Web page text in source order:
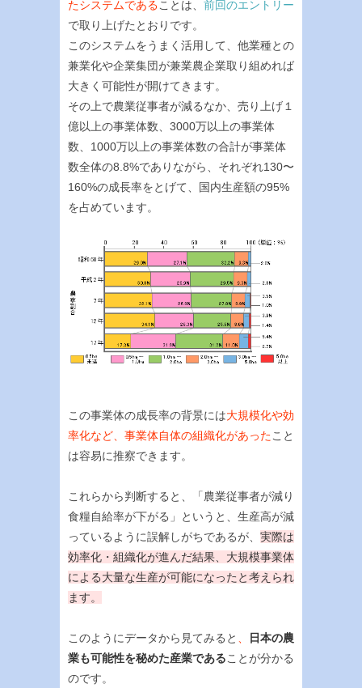
たシステムであることは、 前回のエントリー
で取り上げたとおりです。
このシステムをうまく活用して、他業種との
兼業化や企業集団が兼業農企業取り組めれば
大きく可能性が開けてきます。
その上で農業従事者が減るなか、売り上げ１
億以上の事業体数、3000万以上の事業体
数、1000万以上の事業体数の合計が事業体
数全体の8.8%でありながら、それぞれ130〜
160%の成長率をとげて、国内生産額の95%
を占めています。
この事業体の成長率の背景には大規模化や効
率化など、事業体自体の組織化があったこと
は容易に推察できます。
これらから判断すると、「農業従事者が減り
食糧自給率が下がる」というと、生産高が減
っているように誤解しがちであるが、 実際は
効率化・組織化が進んだ結果、大規模事業体
による大量な生産が可能になったと考えられ
ます。
このようにデータから見てみると 、
日本の農
業も可能性を秘めた産業であることが分かる
のです。